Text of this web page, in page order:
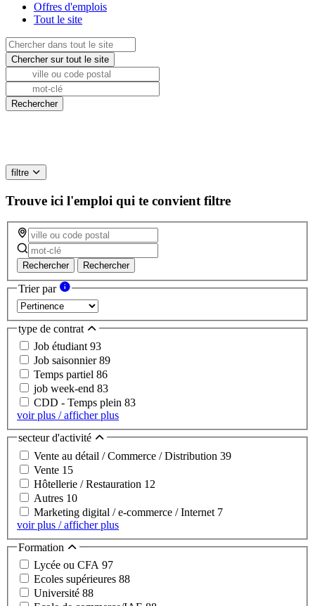
Offres d'emplois
Tout le site
filtre
Trouve ici l'emploi qui te convient filtre
Rechercher Rechercher
Trier par
type de contrat
Job étudiant 93
Job saisonnier89
Temps partiel 86
job week-end 83
CDD - Temps plein 83
voir plus / afficher plus
secteur d'activité
Vente au détail / Commerce / Distribution 39
Vente 15
Hôtellerie / Restauration 12
Autres 10
Marketing digital / e-commerce / Internet 7
voir plus / afficher plus
Formation
Lycée ou CFA 97
Ecoles supérieures 88
Université 88